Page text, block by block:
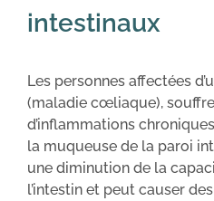
intestinaux
Les personnes affectées
(maladie cœliaque),
d’inflammations
la muqueuse de la paroi
une diminution de la
l’intestin et peut causer